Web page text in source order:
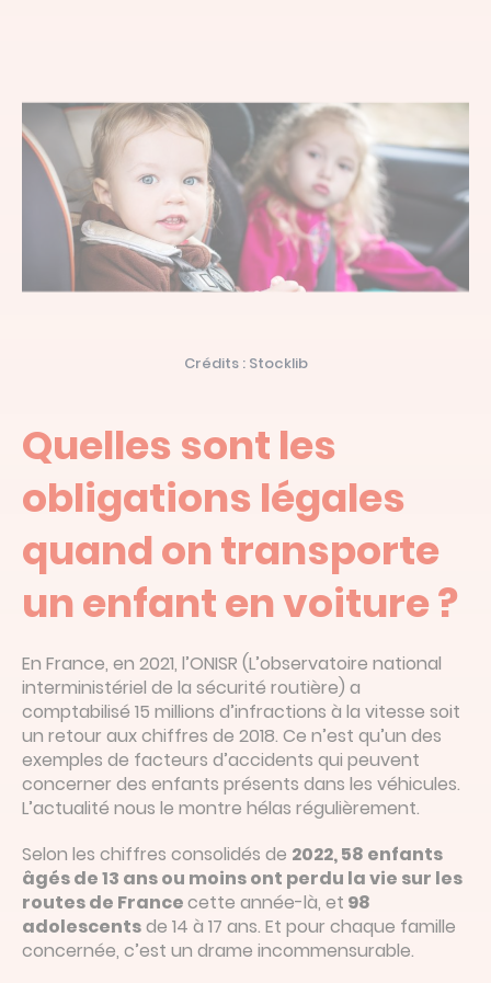
Crédits : Stocklib
Quelles sont les
obligations légales
quand on transporte
un enfant en voiture ?
En France, en 2021, l’ONISR (L’observatoire national
interministériel de la sécurité routière) a
comptabilisé 15 millions d’infractions à la vitesse soit
un retour aux chiffres de 2018. Ce n’est qu’un des
exemples de facteurs d’accidents qui peuvent
concerner des enfants présents dans les véhicules.
L’actualité nous le montre hélas régulièrement.
Selon les chiffres consolidés de 2022, 58 enfants
âgés de 13 ans ou moins ont perdu la vie sur les
routes de Francecette année-là, et 98
adolescentsde 14 à 17 ans. Et pour chaque famille
concernée, c’est un drame incommensurable.